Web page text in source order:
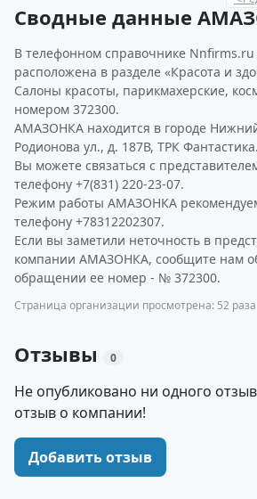
Сводные данные
В телефонном справочнике
расположена в разделе «Красота и
Салоны красоты, парикмахерские,
номером 372300.
АМАЗОНКА находится в городе
Родионова ул., д. 187В, ТРК Фантастика.
Вы можете связаться с
телефону +7(831) 220-23-07.
Режим работы АМАЗОНКА
телефону +78312202307.
Если вы заметили неточность в
компании АМАЗОНКА, сообщите нам
обращении ее номер - № 372300.
Страница организации просмотрена: 52 раза
Отзывы 0
Не опубликовано ни одного
отзыв о компании!
Добавить отзыв